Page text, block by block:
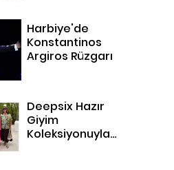
Harbiye'de
Konstantinos
Argiros Rüzgarı
Deepsix Hazır
Giyim
Koleksiyonuyla